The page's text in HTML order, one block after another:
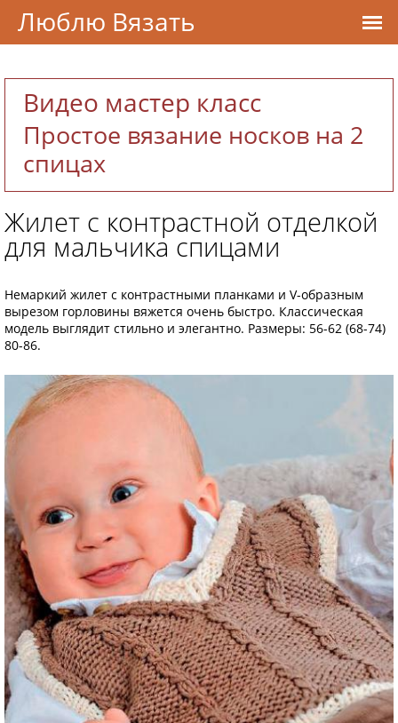
Видео мастер класс
Простое вязание носков на 2
спицах
Жилет с контрастной отделкой
для мальчика спицами
Немаркий жилет с контрастными планками и V-образным
вырезом горловины вяжется очень быстро. Классическая
модель выглядит стильно и элегантно. Размеры: 56-62 (68-74)
80-86.
Люблю Вязать